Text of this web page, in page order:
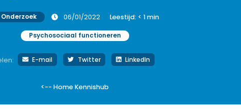
Onderzoek 06/01/2022 Leestijd: < 1min
Psychosociaal functioneren
E-mail Twitter LinkedIn
<-- Home Kennishub